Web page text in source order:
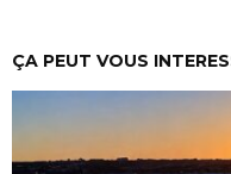
ÇA PEUT VOUS